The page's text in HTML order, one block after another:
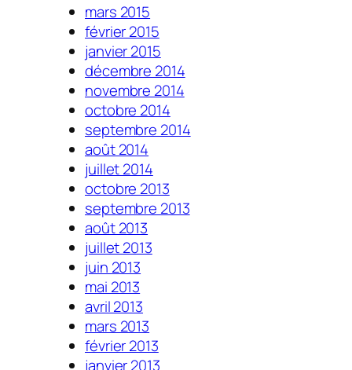
mars 2015
février 2015
janvier 2015
décembre 2014
novembre 2014
octobre 2014
septembre 2014
août 2014
juillet 2014
octobre 2013
septembre 2013
août 2013
juillet 2013
juin 2013
mai 2013
avril 2013
mars 2013
février 2013
janvier 2013